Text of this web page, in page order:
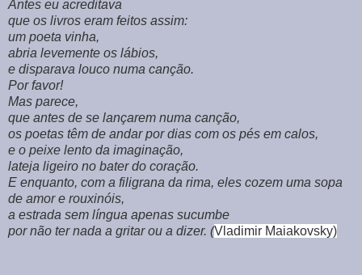
Antes eu acreditava
que os livros eram feitos assim:
um poeta vinha,
abria levemente os lábios,
e disparava louco numa canção.
Por favor!
Mas parece,
que antes de se lançarem numa canção,
os poetas têm de andar por dias com os pés em calos,
e o peixe lento da imaginação,
lateja ligeiro no bater do coração.
E enquanto, com a filigrana da rima, eles cozem uma sopa
de amor e rouxinóis,
a estrada sem língua apenas sucumbe
por não ter nada a gritar ou a dizer. (Vladimir Maiakovsky)